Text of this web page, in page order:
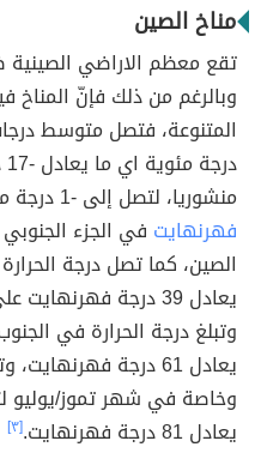
مناخ الصين
تقع معظم الاراضي الصينية
وبالرغم من ذلك فإنّ المناخ
منشوريا، لتصل إلى -1 درجة مئوية أي ما يعادل 30 درجة
فهرنهايت في الجزء
يعادل 39 درجة
يعادل 61 درجة
يعادل 81 درجة فهرنهايت.
[٣]